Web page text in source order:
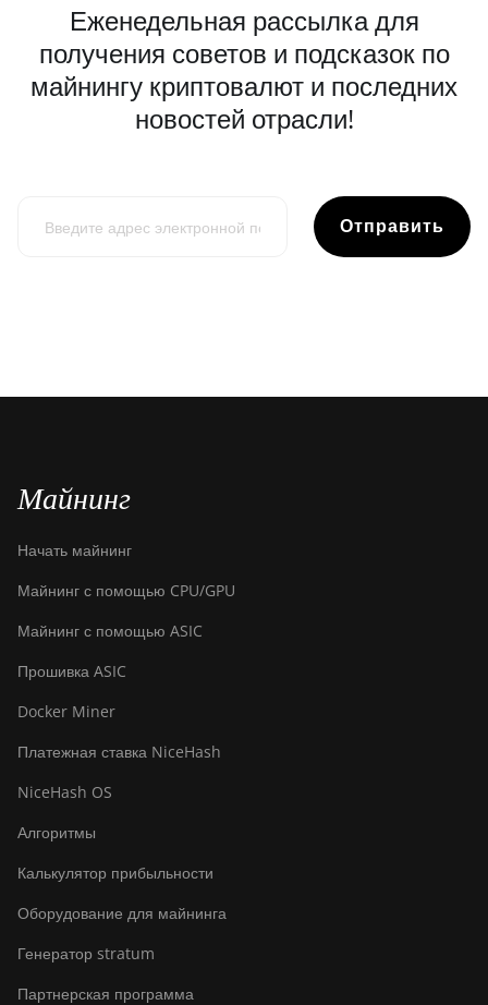
Еженедельная рассылка для
получения советов и подсказок по
майнингу криптовалют и последних
новостей отрасли!
Отправить
Майнинг
Начать майнинг
Майнинг с помощью CPU/GPU
Майнинг с помощью ASIC
Прошивка ASIC
Docker Miner
Платежная ставка NiceHash
NiceHash OS
Алгоритмы
Калькулятор прибыльности
Оборудование для майнинга
Генератор stratum
Партнерская программа